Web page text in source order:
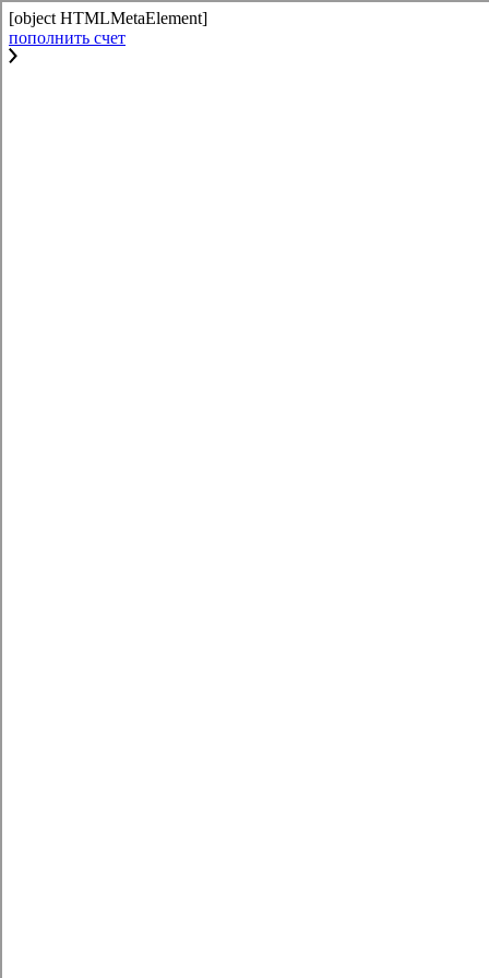
[object HTMLMetaElement]
пополнить счет